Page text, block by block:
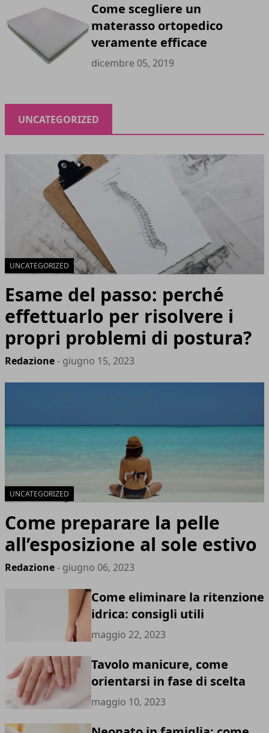
Come scegliere un
materasso ortopedico
veramente efficace
dicembre 05, 2019
UNCATEGORIZED
UNCATEGORIZED
Esame del passo: perché
effettuarlo per risolvere i
propri problemi di postura?
Redazione- giugno 15, 2023
UNCATEGORIZED
Come preparare la pelle
all’esposizione al sole estivo
Redazione- giugno 06, 2023
Come eliminare la ritenzione
idrica: consigli utili
maggio 22, 2023
Tavolo manicure, come
orientarsi in fase di scelta
maggio 10, 2023